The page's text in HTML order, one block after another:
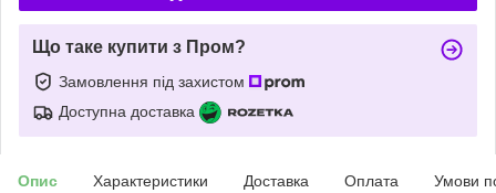
Що таке купити з Пром?
Замовлення під захистом
Доступна доставка
Опис Характеристики Доставка Оплата Умови